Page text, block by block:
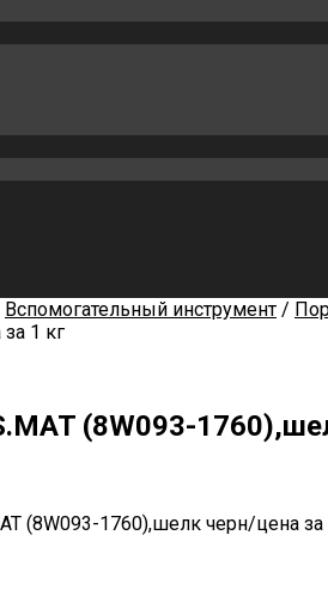
Вспомогательный инструмент /
1 кг
(8W093-
(8W093-1760),шелк черн/цена за